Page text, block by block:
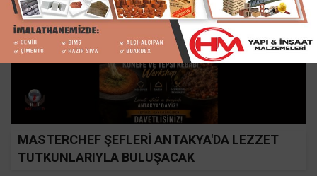
MASTERCHEF ŞEFLERİ ANTAKYA'DA LEZZET
TUTKUNLARIYLA BULUŞACAK